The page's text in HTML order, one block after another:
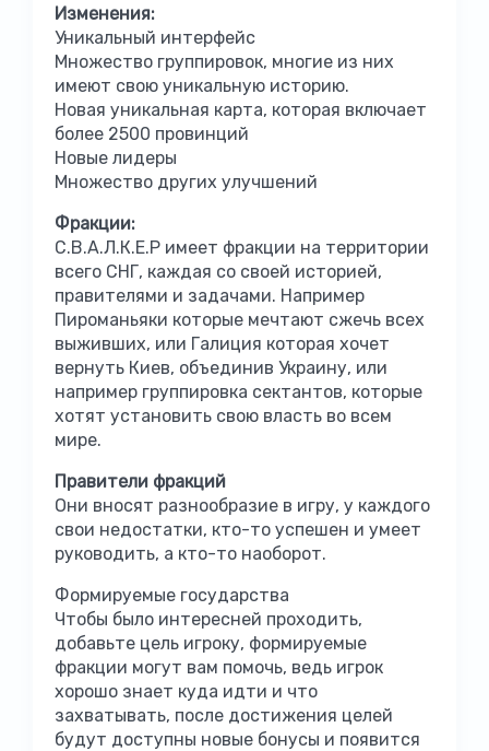
Изменения:
Уникальный интерфейс
Множество группировок, многие из них
имеют свою уникальную историю.
Новая уникальная карта, которая включает
более 2500 провинций
Новые лидеры
Множество других улучшений
Фракции:
С.В.А.Л.К.Е.Р имеет фракции на территории
всего СНГ, каждая со своей историей,
правителями и задачами. Например
Пироманьяки которые мечтают сжечь всех
выживших, или Галиция которая хочет
вернуть Киев, объединив Украину, или
например группировка сектантов, которые
хотят установить свою власть во всем
мире.
Правители фракций
Они вносят разнообразие в игру, у каждого
свои недостатки, кто-то успешен и умеет
руководить, а кто-то наоборот.
Формируемые государства
Чтобы было интересней проходить,
добавьте цель игроку, формируемые
фракции могут вам помочь, ведь игрок
хорошо знает куда идти и что
захватывать, после достижения целей
будут доступны новые бонусы и появится